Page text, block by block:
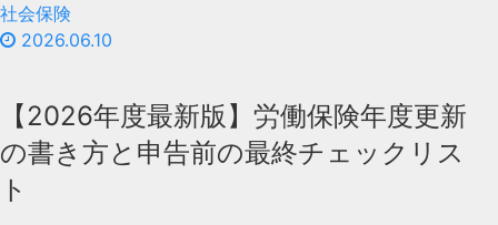
社会保険
2026.06.10
【2026年度最新版】労働保険年度更新
の書き方と申告前の最終チェックリス
ト